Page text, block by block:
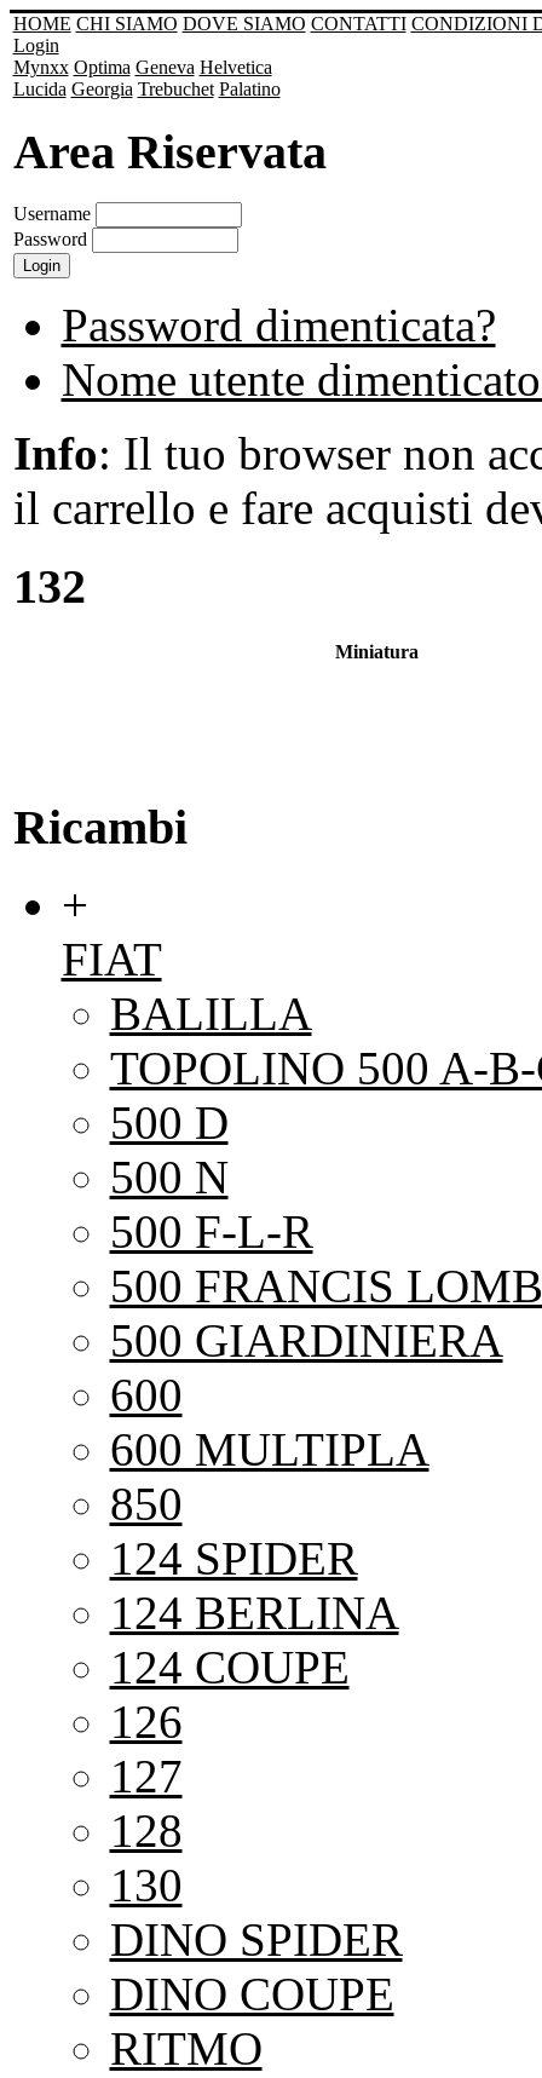
HOME CHI SIAMO DOVE SIAMO CONTATTI CONDIZIONI
Login
Mynxx Optima Geneva Helvetica
Lucida Georgia Trebuchet Palatino
Area Riservata
Username
Password
Password dimenticata?
Nome utente
Info: Il tuo browser non
il carrello e fare acquisti
132
Miniatura
Ricambi
+
FIAT
BALILLA
TOPOLINO 500 A-
500 D
500 N
500 F-L-R
500 FRANCIS
500 GIARDINIERA
600
600 MULTIPLA
850
124 SPIDER
124 BERLINA
124 COUPE
126
127
128
130
DINO SPIDER
DINO COUPE
RITMO